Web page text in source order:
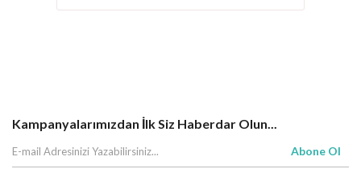
Kampanyalarımızdan İlk Siz Haberdar Olun...
Abone Ol